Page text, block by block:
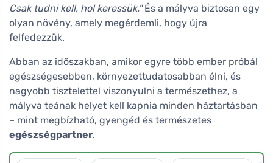
Csak tudni kell, hol keressük."És a mályva biztosan egy
olyan növény, amely megérdemli, hogy újra
felfedezzük.
Abban az időszakban, amikor egyre több ember próbál
egészségesebben, környezettudatosabban élni, és
nagyobb tisztelettel viszonyulni a természethez, a
mályva teának helyet kell kapnia minden háztartásban
– mint megbízható, gyengéd és természetes
egészségpartner.